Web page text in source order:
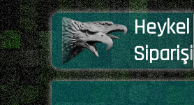
Heykel
Siparişi